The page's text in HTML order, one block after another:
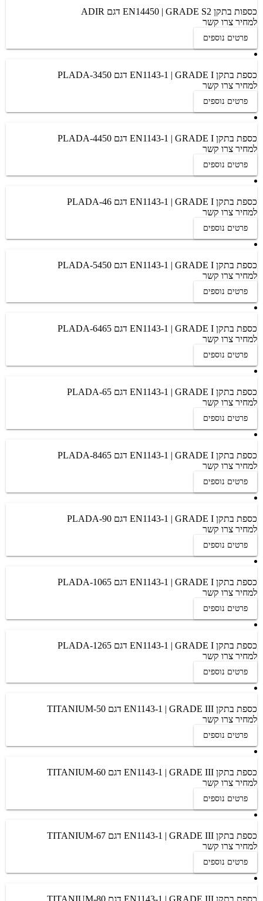
כספות בתקן EN14450 | GRADE S2 דגם ADIR
למחיר צרו קשר
פרטים נוספים
כספת בתקן EN1143-1 | GRADE I דגם PLADA-3450
למחיר צרו קשר
פרטים נוספים
כספת בתקן EN1143-1 | GRADE I דגם PLADA-4450
למחיר צרו קשר
פרטים נוספים
כספת בתקן EN1143-1 | GRADE I דגם PLADA-46
למחיר צרו קשר
פרטים נוספים
כספת בתקן EN1143-1 | GRADE I דגם PLADA-5450
למחיר צרו קשר
פרטים נוספים
כספת בתקן EN1143-1 | GRADE I דגם PLADA-6465
למחיר צרו קשר
פרטים נוספים
כספת בתקן EN1143-1 | GRADE I דגם PLADA-65
למחיר צרו קשר
פרטים נוספים
כספת בתקן EN1143-1 | GRADE I דגם PLADA-8465
למחיר צרו קשר
פרטים נוספים
כספת בתקן EN1143-1 | GRADE I דגם PLADA-90
למחיר צרו קשר
פרטים נוספים
כספת בתקן EN1143-1 | GRADE I דגם PLADA-1065
למחיר צרו קשר
פרטים נוספים
כספת בתקן EN1143-1 | GRADE I דגם PLADA-1265
למחיר צרו קשר
פרטים נוספים
כספת בתקן EN1143-1 | GRADE III דגם TITANIUM-50
למחיר צרו קשר
פרטים נוספים
כספת בתקן EN1143-1 | GRADE III דגם TITANIUM-60
למחיר צרו קשר
פרטים נוספים
כספת בתקן EN1143-1 | GRADE III דגם TITANIUM-67
למחיר צרו קשר
פרטים נוספים
כספת בתקן EN1143-1 | GRADE III דגם TITANIUM-80